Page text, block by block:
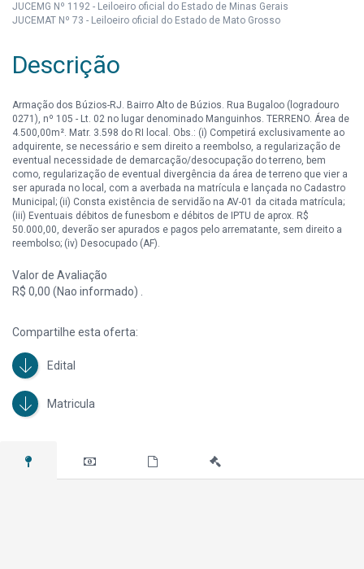
JUCEMG Nº 1192 - Leiloeiro oficial do Estado de Minas Gerais
JUCEMAT Nº 73 - Leiloeiro oficial do Estado de Mato Grosso
Descrição
Armação dos Búzios-RJ. Bairro Alto de Búzios. Rua Bugaloo (logradouro
0271), nº 105 - Lt. 02 no lugar denominado Manguinhos. TERRENO. Área de
4.500,00m². Matr. 3.598 do RI local. Obs.: (i) Competirá exclusivamente ao
adquirente, se necessário e sem direito a reembolso, a regularização de
eventual necessidade de demarcação/desocupação do terreno, bem
como, regularização de eventual divergência da área de terreno que vier a
ser apurada no local, com a averbada na matrícula e lançada no Cadastro
Municipal; (ii) Consta existência de servidão na AV-01 da citada matrícula;
(iii) Eventuais débitos de funesbom e débitos de IPTU de aprox. R$
50.000,00, deverão ser apurados e pagos pelo arrematante, sem direito a
reembolso; (iv) Desocupado (AF).
Valor de Avaliação
R$ 0,00 (Nao informado) .
Compartilhe esta oferta:
Edital
Matricula